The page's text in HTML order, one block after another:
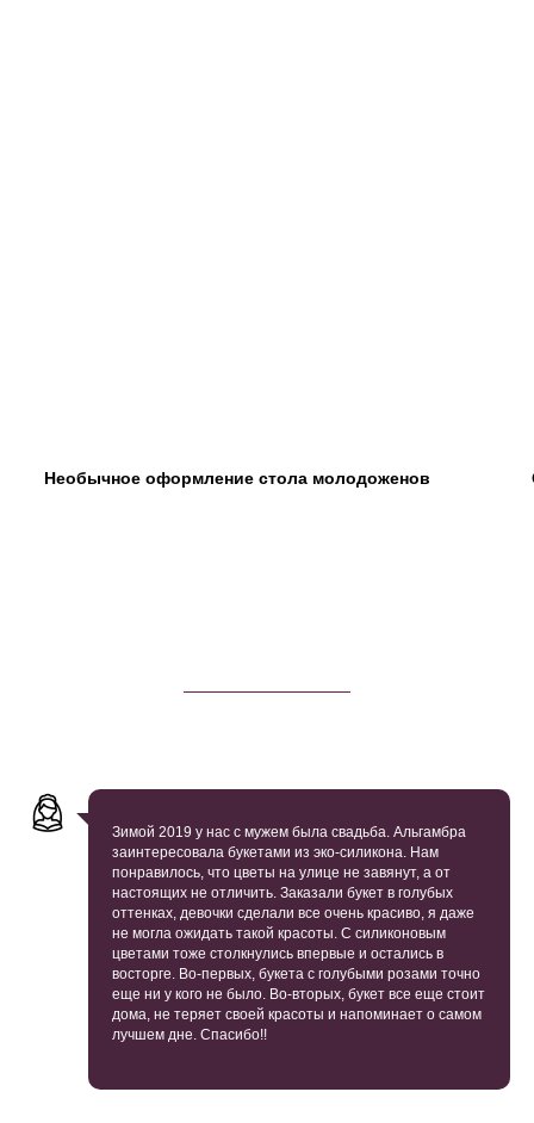
Необычное оформление стола молодоженов
Зимой 2019 у нас с мужем была свадьба. Альгамбра
заинтересовала букетами из эко-силикона. Нам
понравилось, что цветы на улице не завянут, а от
настоящих не отличить. Заказали букет в голубых
оттенках, девочки сделали все очень красиво, я даже
не могла ожидать такой красоты. С силиконовым
цветами тоже столкнулись впервые и остались в
восторге. Во-первых, букета с голубыми розами точно
еще ни у кого не было. Во-вторых, букет все еще стоит
дома, не теряет своей красоты и напоминает о самом
лучшем дне. Спасибо!!